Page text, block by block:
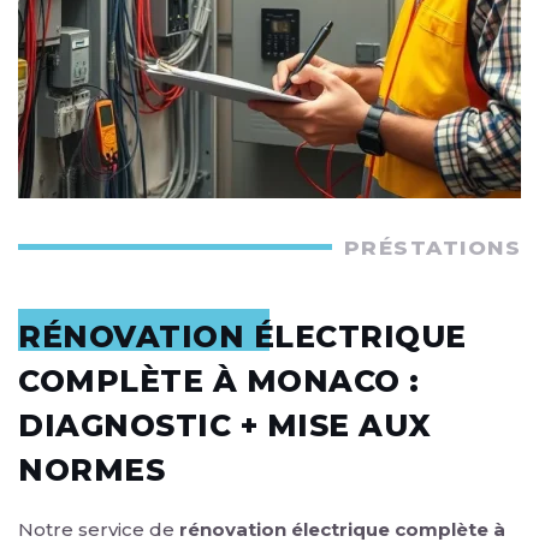
PRÉSTATIONS
RÉNOVATION ÉLECTRIQUE
COMPLÈTE À MONACO :
DIAGNOSTIC + MISE AUX
NORMES
Notre service de rénovation électrique complète à